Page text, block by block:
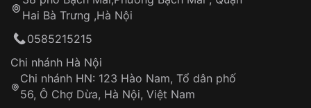
Hotline: 0585 215 215
Từ khóa SEO:
Tự ý sửa chữa
thống VNLUX
Hai Bà Trưng ,Hà Nội
0585215215
Chi nhánh Hà Nội
Chi nhánh HN: 123 Hào Nam, Tổ dân phố
56, Ô Chợ Dừa, Hà Nội, Việt Nam